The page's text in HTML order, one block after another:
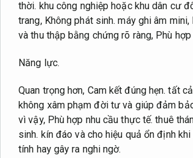
thời. khu công nghiệp hoặc khu dân cư
trang, Không phát sinh. máy ghi âm mini,
và thu thập bằng chứng rõ ràng, Phù
Năng lực.
Quan trọng hơn, Cam kết đúng hẹn. tất
không xâm phạm đời tư và giúp đảm
vì vậy, Phù hợp nhu cầu thực tế. thuê
sinh. kín đáo và cho hiệu quả ổn định
tính hay gây ra nghi ngờ.